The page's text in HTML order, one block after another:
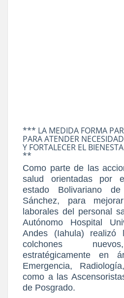
*** LA MEDIDA FORMA
PARA ATENDER
Y FORTALECER EL
**
Como parte de las
salud orientadas por
estado Bolivariano
Sánchez, para
laborales del personal
Autónomo Hospital
Andes (Iahula)
colchones
estratégicamente en
Emergencia,
como a las
de Posgrado.